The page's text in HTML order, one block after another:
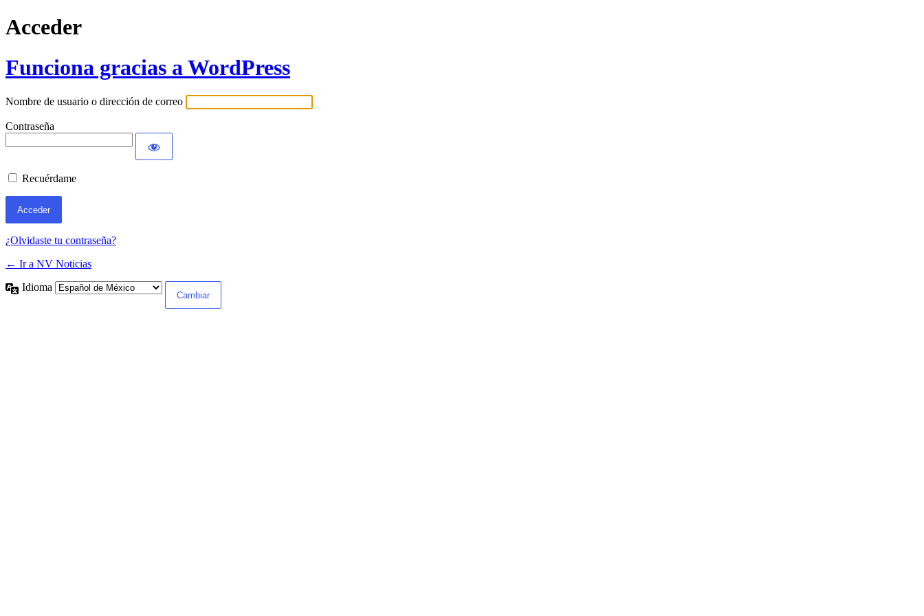
Acceder
Funciona gracias a WordPress
Nombre de usuario o dirección de correo
Contraseña
Recuérdame
¿Olvidaste tu contraseña?
← Ir a NV Noticias
Idioma